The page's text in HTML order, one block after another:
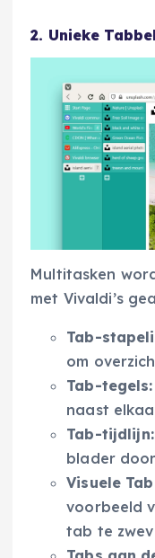
2. Unieke
Multitasken
met Vivaldi’s
Tab-
om
Tab-tegels:
naast
Tab-tijdlijn:
blader
Visuele
voorbeeld
tab te